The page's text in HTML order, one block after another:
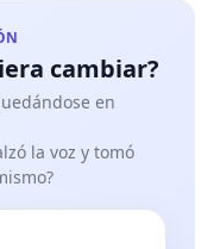
cambiar?
en
la voz y tomó